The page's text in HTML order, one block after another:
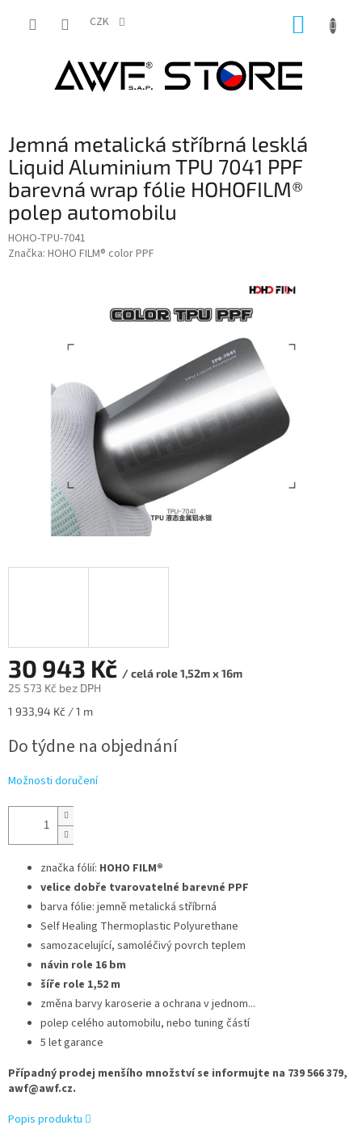
CZK
Jemná metalická stříbrná lesklá
Liquid Aluminium TPU 7041 PPF
barevná wrap fólie HOHOFILM®
polep automobilu
HOHO-TPU-7041
Značka: HOHO FILM® color PPF
30 943 Kč / celá role 1,52m x 16m
25 573 Kč bez DPH
Měrná
1 933,94 Kč / 1 m
Do týdne na objednání
Možnosti doručení
značka fólií: HOHO FILM®
velice dobře tvarovatelné barevné PPF
barva fólie: jemně metalická stříbrná
Self Healing Thermoplastic Polyurethane
samozacelující, samoléčivý povrch teplem
návin role 16 bm
šíře role 1,52 m
změna barvy karoserie a ochrana v jednom...
polep celého automobilu, nebo tuning částí
5 let garance
Případný prodej menšího množství se informujte na 739 566 379,
awf@awf.cz.
Popis produktu